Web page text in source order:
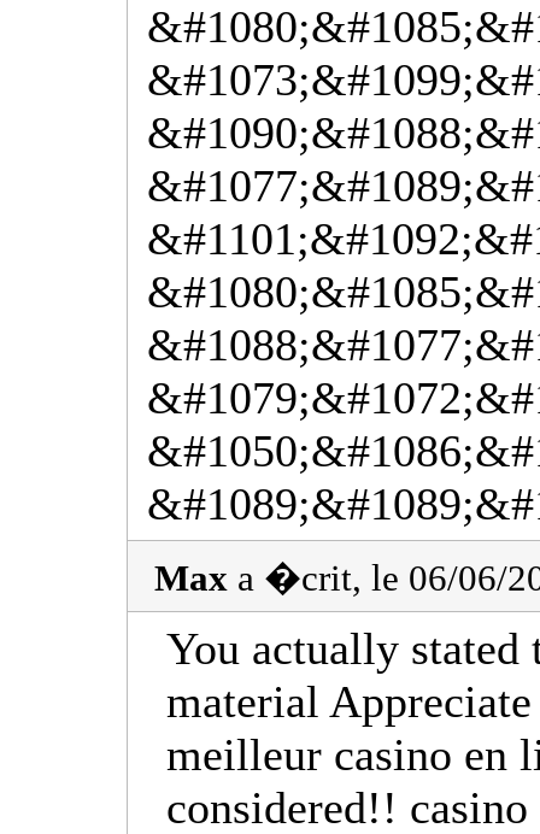
Max a �crit, le 06/06/
You actually
material
meilleur casino en
considered!!